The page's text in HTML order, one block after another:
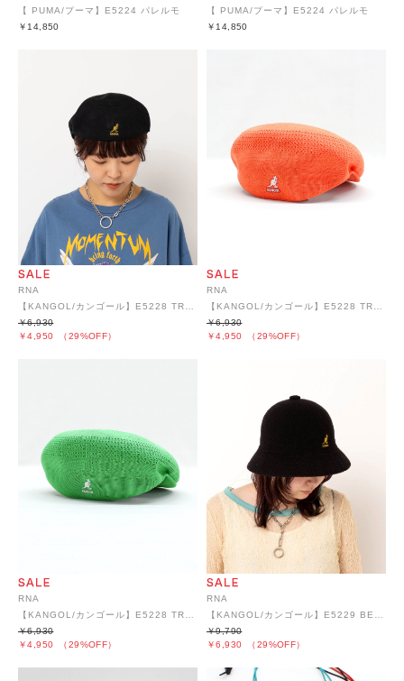
【 PUMA/プーマ】E5224 パレルモ
￥14,850
【 PUMA/プーマ】E5224 パレルモ
￥14,850
RNA
￥4,950 （29%OFF）
￥6,930
RNA
￥4,950 （29%OFF）
￥6,930
RNA
【KANGOL/カンゴール】E5228 TROPIC 504 VENTAIR
￥4,950 （29%OFF）
￥6,930
RNA
【KANGOL/カンゴール】E5229 BERMUDA CASUAL
￥6,930 （29%OFF）
￥9,790